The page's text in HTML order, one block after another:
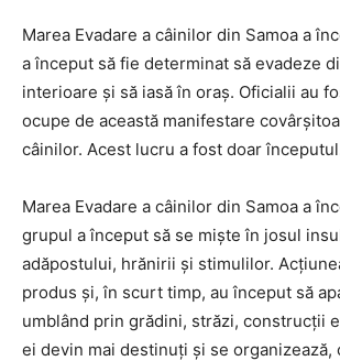
Marea Evadare a câinilor din Samoa a
a început să fie determinat să evadeze
interioare și să iasă în oraș. Oficialii au
ocupe de această manifestare
câinilor. Acest lucru a fost doar
Marea Evadare a câinilor din Samoa a
grupul a început să se miște în josul
adăpostului, hrănirii și stimulilor.
produs și, în scurt timp, au început să
umblând prin grădini, străzi, construcții
ei devin mai destinuți și se organizează,